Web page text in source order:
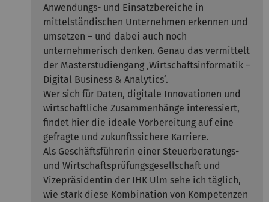
Anwendungs- und Einsatzbereiche in
mittelständischen Unternehmen erkennen und
umsetzen – und dabei auch noch
unternehmerisch denken. Genau das vermittelt
der Masterstudiengang ‚Wirtschaftsinformatik –
Digital Business & Analytics‘.
Wer sich für Daten, digitale Innovationen und
wirtschaftliche Zusammenhänge interessiert,
findet hier die ideale Vorbereitung auf eine
gefragte und zukunftssichere Karriere.
Als Geschäftsführerin einer Steuerberatungs-
und Wirtschaftsprüfungsgesellschaft und
Vizepräsidentin der IHK Ulm sehe ich täglich,
wie stark diese Kombination von Kompetenzen